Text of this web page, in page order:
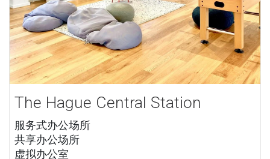
The Hague Central Station
服务式办公场所
共享办公场所
虚拟办公室